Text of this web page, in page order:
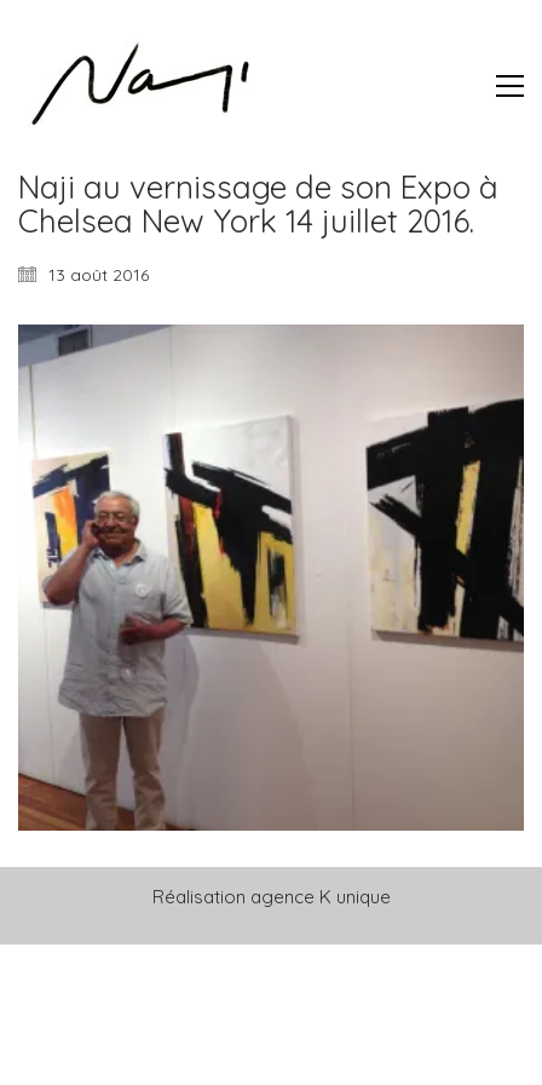
Naji au vernissage de son Expo à
Chelsea New York 14 juillet 2016.
13 août 2016
Réalisation agence K unique